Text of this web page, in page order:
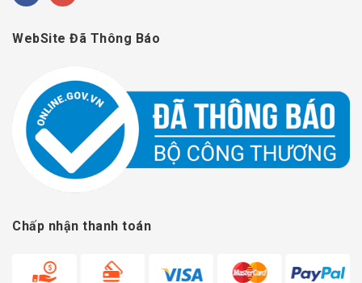
WebSite Đã Thông Báo
Chấp nhận thanh toán